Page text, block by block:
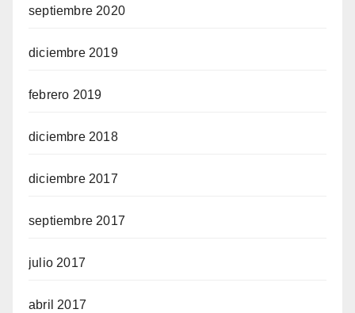
septiembre 2020
diciembre 2019
febrero 2019
diciembre 2018
diciembre 2017
septiembre 2017
julio 2017
abril 2017